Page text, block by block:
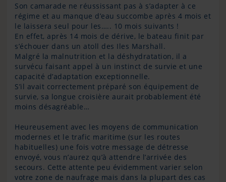
Son camarade ne réussissant pas à s’adapter à ce
régime et au manque d’eau succombe après 4 mois et
le laissera seul pour les….. 10 mois suivants !
En effet, après 14 mois de dérive, le bateau finit par
s’échouer dans un atoll des Iles Marshall.
Malgré la malnutrition et la déshydratation, il a
survécu faisant appel à un instinct de survie et une
capacité d’adaptation exceptionnelle.
S’il avait correctement préparé son équipement de
survie, sa longue croisière aurait probablement été
moins désagréable…
Heureusement avec les moyens de communication
modernes et le trafic maritime (sur les routes
habituelles) une fois votre message de détresse
envoyé, vous n’aurez qu’à attendre l’arrivée des
secours. Cette attente peu évidemment varier selon
votre zone de naufrage mais dans la plupart des cas